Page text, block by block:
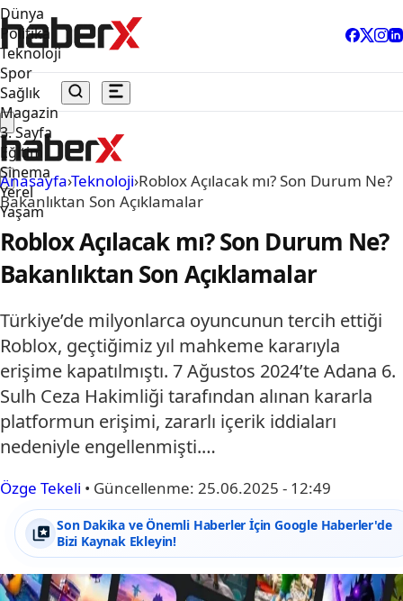
Dünya
Politika
Teknoloji
Spor
Sağlık
Magazin
3. Sayfa
Eğitim
Sinema
Yerel
Yaşam
Anasayfa›Teknoloji›Roblox Açılacak mı? Son Durum Ne?
Bakanlıktan Son Açıklamalar
Roblox Açılacak mı? Son Durum Ne?
Bakanlıktan Son Açıklamalar
Türkiye’de milyonlarca oyuncunun tercih ettiği
Roblox, geçtiğimiz yıl mahkeme kararıyla
erişime kapatılmıştı. 7 Ağustos 2024’te Adana 6.
Sulh Ceza Hakimliği tarafından alınan kararla
platformun erişimi, zararlı içerik iddiaları
nedeniyle engellenmişti.…
Özge Tekeli • Güncellenme: 25.06.2025 - 12:49
Son Dakika ve Önemli Haberler İçin Google Haberler'de
Bizi Kaynak Ekleyin!